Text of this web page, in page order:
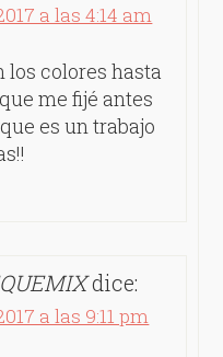
a las 4:14 am
colores hasta
me fijé antes
es un trabajo
dice:
a las 9:11 pm